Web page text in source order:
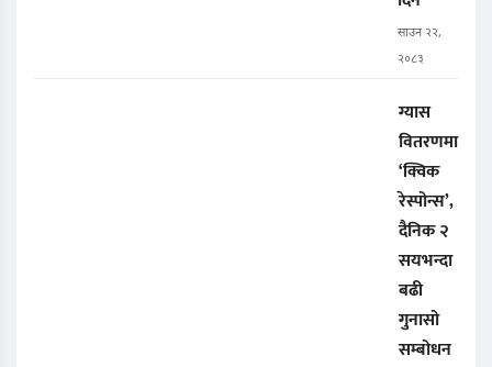
साउन २२,
२०८३
ग्यास
वितरणमा
‘क्विक
रेस्पोन्स’,
दैनिक २
सयभन्दा
बढी
गुनासो
सम्बोधन